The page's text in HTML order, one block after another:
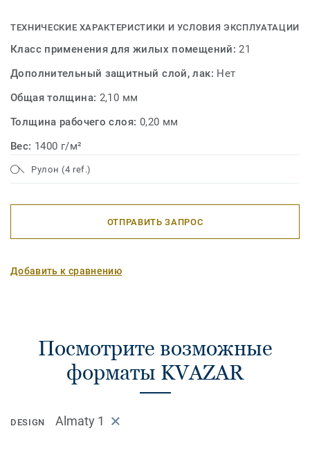
ТЕХНИЧЕСКИЕ ХАРАКТЕРИСТИКИ И УСЛОВИЯ ЭКСПЛУАТАЦИИ
Класс применения для жилых помещений:21
Дополнительный защитный слой, лак: Нет
Общая толщина: 2,10 мм
Толщина рабочего слоя: 0,20 мм
Вес: 1400 г/м²
Рулон (4 ref.)
ОТПРАВИТЬ ЗАПРОС
Добавить к сравнению
Посмотрите возможные
форматы KVAZAR
DESIGN Almaty 1